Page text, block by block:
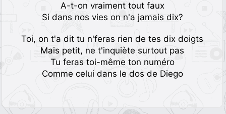
A-t-on vraiment tout faux
Si dans nos vies on n'a jamais dix?
Toi, on t'a dit tu n'feras rien de tes dix doigts
Mais petit, ne t'inquiète surtout pas
Tu feras toi-même ton numéro
Comme celui dans le dos de Diego